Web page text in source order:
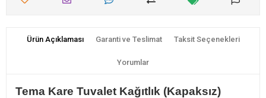
Ürün Açıklaması Garanti ve Teslimat Taksit Seçenekleri
Yorumlar
Tema Kare Tuvalet Kağıtlık (Kapaksız)